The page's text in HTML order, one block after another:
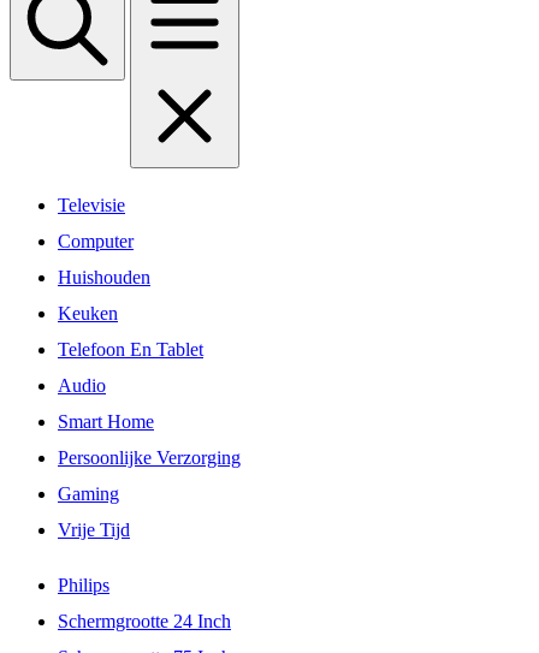
Televisie
Computer
Huishouden
Keuken
Telefoon En Tablet
Audio
Smart Home
Persoonlijke Verzorging
Gaming
Vrije Tijd
Philips
Schermgrootte 24 Inch